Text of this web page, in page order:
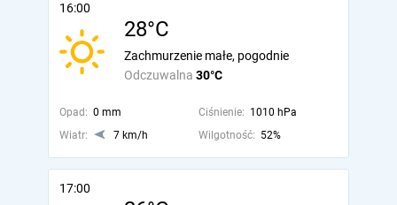
16:00
28°C
Odczuwalna 30°C
Zachmurzenie małe, pogodnie
Opad: 0 mm Ciśnienie: 1010 hPa
Wiatr:
7 km/h Wilgotność: 52%
17:00